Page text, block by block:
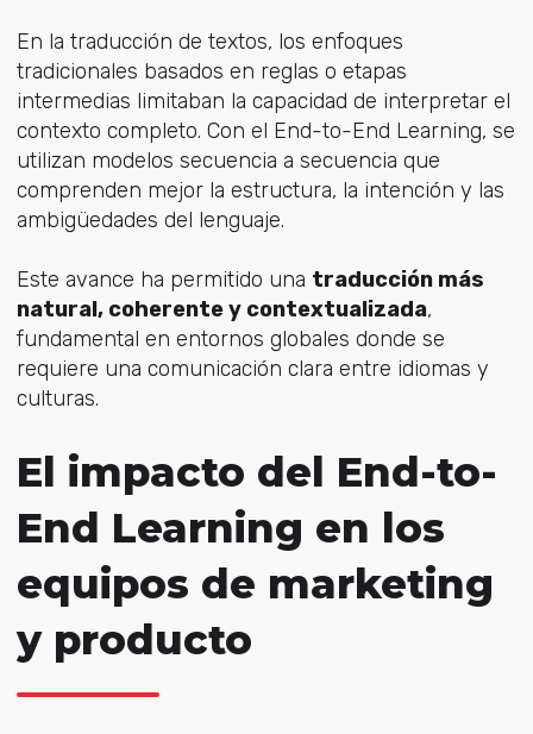
En la traducción de textos, los enfoques
tradicionales basados en reglas o etapas
intermedias limitaban la capacidad de interpretar el
contexto completo. Con el End-to-End Learning, se
utilizan modelos secuencia a secuencia que
comprenden mejor la estructura, la intención y las
ambigüedades del lenguaje.
Este avance ha permitido una traducción más
natural, coherente y contextualizada,
fundamental en entornos globales donde se
requiere una comunicación clara entre idiomas y
culturas.
El impacto del End-to-
End Learning en los
equipos de marketing
y producto